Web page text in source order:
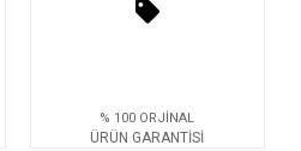
% 100 ORJİNAL
ÜRÜN GARANTİSİ